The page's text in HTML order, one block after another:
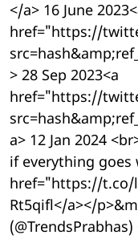
</a> 16 June
href="https://
> 28 Sep 2023<a
href="https://
a> 12 Jan 2024
if everything goes
href="https://t.co/
Rt5qifl</a></
(@TrendsPrabhas)